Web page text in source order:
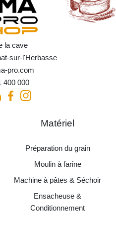
la cave
sur-l'Herbasse
pro.com
400 000
Matériel
Préparation du grain
Moulin à farine
Machine à pâtes & Séchoir
Ensacheuse &
Conditionnement